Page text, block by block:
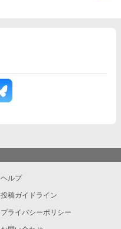
ヘルプ
投稿ガイドライン
プライバシーポリシー